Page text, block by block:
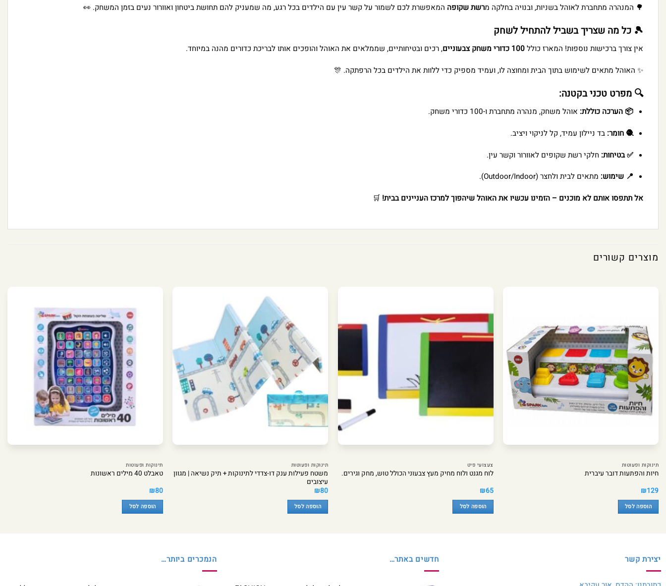
🌳 המנהרה מתחברת לאוהל בשניות, ובנויה בחלקה מרשת שקופה המאפשרת לכם לשמור על קשר עין עם הילדים בכל רגע, מה שמעניק להם תחושת ביטחון ואוורור נעים בזמן המשחק. 👀
🎾 כל מה שצריך בשביל להתחיל לשחק
אין צורך ברכישות נוספות! המארז כולל100 כדורי משחק צבעוניים
, רכים ובטיחותיים, שממלאים את האוהל והופכים אותו לבריכת כדורים מהנה במיוחד.
✨ האוהל מתאים לשימוש בתוך הבית ומחוצה לו, ועמיד מספיק כדי ללוות את הילדים בכל הרפתקה. 🎊
🔍 מפרט טכני בקטנה:
📦 הערכה כוללת: אוהל משחק, מנהרה מתחברת ו-100 כדורי משחק.
🧶 חומר: בד ניילון עמיד, קל לניקוי ויציב.
✅ בטיחות: חלקי רשת שקופים לאוורור וקשר עין.
📍 שימוש: מתאים לבית ולחצר (Outdoor/Indoor).
אל תתפסו אותם לא מוכנים – הזמינו עכשיו את האוהל שיהפוך למרכז העניינים בבית! 🛒
מוצרים קשורים
תינוקות ופעוטות
חיות והפתעות דובר עיברית
₪129
הוספה לסל
צעצועי פיט
לוח מגנט ולוח מחיק מעץ צבעוני הכולל טוש, מחק וגירים.
₪65
הוספה לסל
תינוקות ופעוטות
משטח פעילות ענק דו-צדדי לתינוקות + תיק נשיאה | מגוון
עיצובים
₪80
הוספה לסל
תינוקות ופעוטות
טאבלט 40 מילים ראשונות
₪80
הוספה לסל
יצירת קשר חדשים באתר… הנמכרים ביותר…